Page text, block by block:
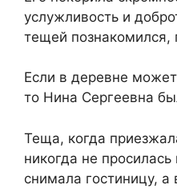
услужливость и
тещей познакомился,
Если в деревне
то Нина Сергеевна
Теща, когда
никогда не
снимала гостиницу, а